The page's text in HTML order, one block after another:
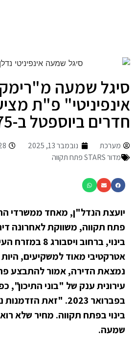
סיגל שמעה
חדרים ביוספטל ב-1.75 מיליון
מערכת נובמבר 13, 2025
מדור STARS פתח תקווה
יועצת הנדל"ן, מאחד ממשרדי
פתח תקווה, משווקת לאחרונה
בינוי, ברחוב
אטרקטיבי מאוד למשקיעים,
נמצאת הדירה, אמור להתבצע
עירונית ענק של "בוני התיכון",
בפברואר 2023. "זאת
בינוי בפתח תקווה. מחיר שלא
שמעה.